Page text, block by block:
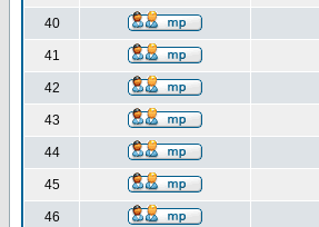
40
41
42
43
44
45
46